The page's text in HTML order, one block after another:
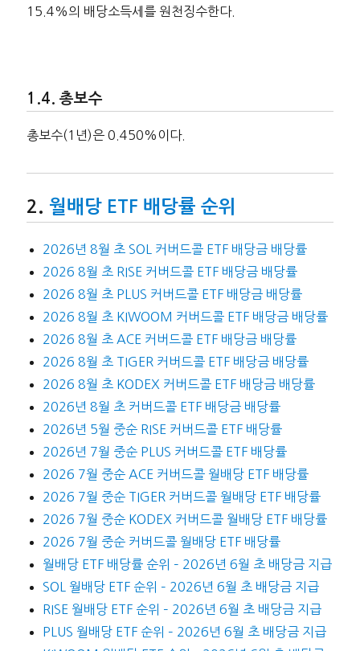
15.4%의 배당소득세를 원천징수한다.
총보수
총보수(1년)은 0.450%이다.
월배당 ETF 배당률 순위
2026년 8월 초 SOL 커버드콜 ETF 배당금 배당률
2026 8월 초 RISE 커버드콜 ETF 배당금 배당률
2026 8월 초 PLUS 커버드콜 ETF 배당금 배당률
2026 8월 초 KIWOOM 커버드콜 ETF 배당금 배당률
2026 8월 초 ACE 커버드콜 ETF 배당금 배당률
2026 8월 초 TIGER 커버드콜 ETF 배당금 배당률
2026 8월 초 KODEX 커버드콜 ETF 배당금 배당률
2026년 8월 초 커버드콜 ETF 배당금 배당률
2026년 5월 중순 RISE 커버드콜 ETF 배당률
2026년 7월 중순 PLUS 커버드콜 ETF 배당률
2026 7월 중순 ACE 커버드콜 월배당 ETF 배당률
2026 7월 중순 TIGER 커버드콜 월배당 ETF 배당률
2026 7월 중순 KODEX 커버드콜 월배당 ETF 배당률
2026 7월 중순 커버드콜 월배당 ETF 배당률
월배당 ETF 배당률 순위 – 2026년 6월 초 배당금 지급
SOL 월배당 ETF 순위 – 2026년 6월 초 배당금 지급
RISE 월배당 ETF 순위 – 2026년 6월 초 배당금 지급
PLUS 월배당 ETF 순위 – 2026년 6월 초 배당금 지급